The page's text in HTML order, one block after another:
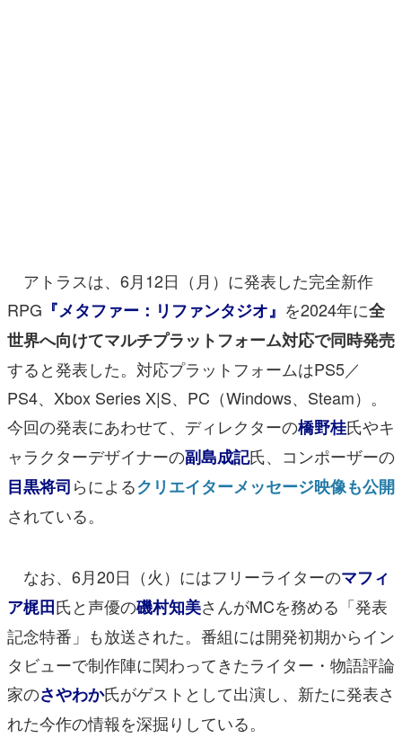
アトラスは、6月12日（月）に発表した完全新作
RPG 『メタファー：リファンタジオ』 を2024年に全
世界へ向けてマルチプラットフォーム対応で同時発売
すると発表した。対応プラットフォームはPS5／
PS4、Xbox Series X|S、PC（Windows、Steam）。
今回の発表にあわせて、ディレクターの橋野桂氏やキ
ャラクターデザイナーの副島成記氏、コンポーザーの
目黒将司らによるクリエイターメッセージ映像も公開
されている。
なお、6月20日（火）にはフリーライターのマフィ
ア梶田氏と声優の磯村知美さんがMCを務める「発表
記念特番」も放送された。番組には開発初期からイン
タビューで制作陣に関わってきたライター・物語評論
家のさやわか氏がゲストとして出演し、新たに発表さ
れた今作の情報を深掘りしている。